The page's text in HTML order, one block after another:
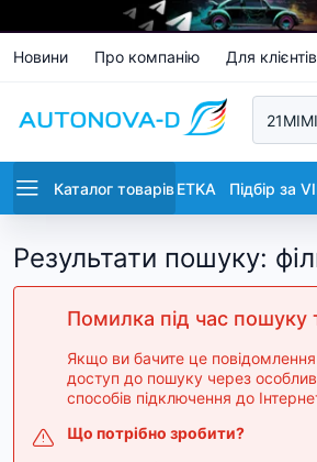
Новини Про компанію Для клієнтів
Каталог товарівETKA Підбір за
Результати пошуку:
Помилка під час пошуку
Якщо ви бачите це
доступ до пошуку через
способів підключення до
Що потрібно зробити?